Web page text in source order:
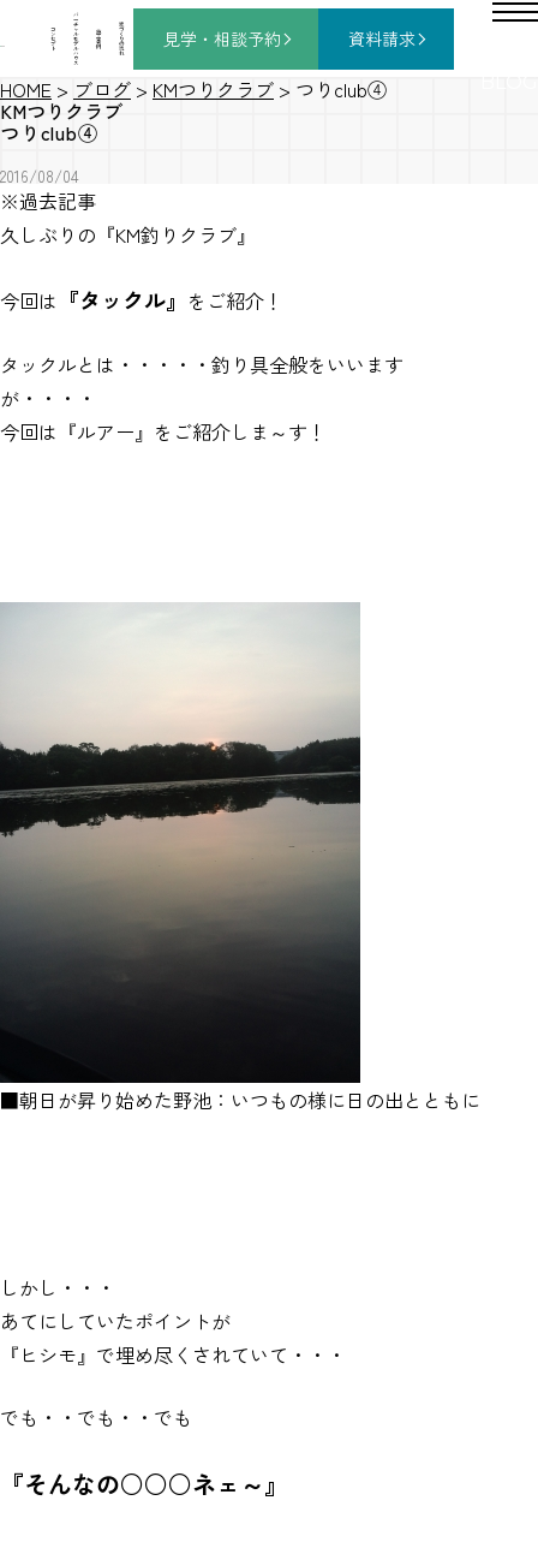
コ
ン
セ
プ
ト
バ
ー
チ
ャ
ル
モ
デ
ル
ハ
ウ
ス
施
工
事
例
家
づ
く
り
の
流
れ
見学・相談予約 資料請求
HOME > ブログ > KMつりクラブ > つりclub④
KMつりクラブ
つりclub④
2016/08/04
※過去記事
久しぶりの『KM釣りクラブ』
今回は 『タックル』 をご紹介！
タックルとは・・・・・釣り具全般をいいます
が・・・・
今回は『ルアー』をご紹介しま～す！
■朝日が昇り始めた野池：いつもの様に日の出とともに
しかし・・・
あてにしていたポイントが
『ヒシモ』で埋め尽くされていて・・・
でも・・でも・・でも
『そんなの○○○ネェ～』